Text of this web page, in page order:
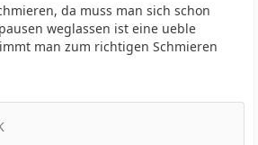
da muss man sich schon
weglassen ist eine ueble
man zum richtigen Schmieren